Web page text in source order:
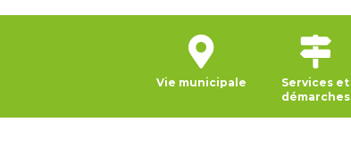
Vie municipale
Services et
démarches